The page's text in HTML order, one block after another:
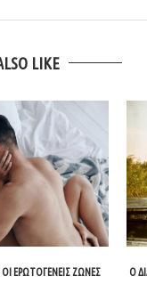
LIKE
ΕΡΩΤΟΓΕΝΕΊΣ ΖΏΝΕΣ Ο